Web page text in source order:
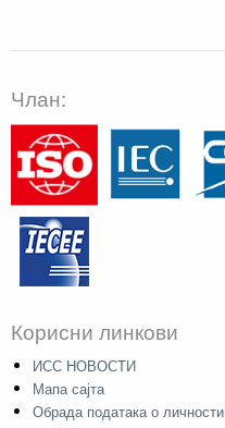
Члан:
Корисни линкови
ИСС НОВОСТИ
Мапа сајта
Обрада података о личности